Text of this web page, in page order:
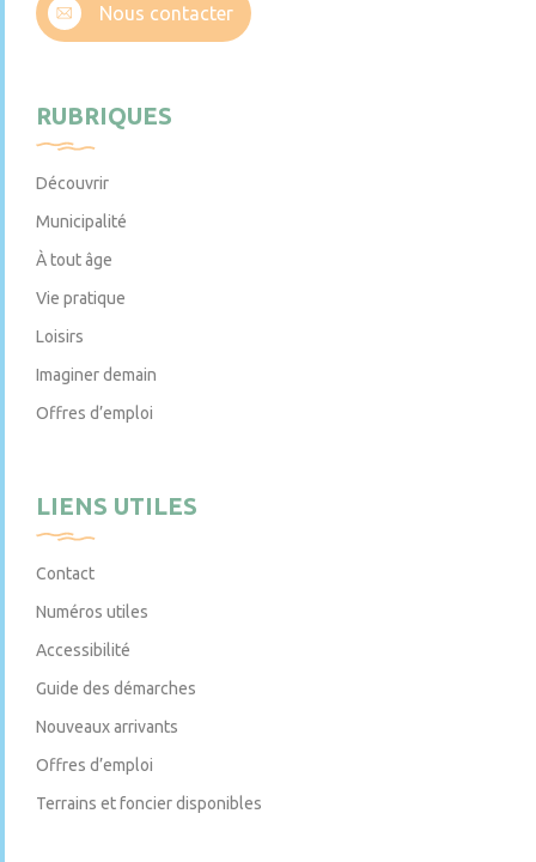
Nous contacter
RUBRIQUES
Découvrir
Municipalité
À tout âge
Vie pratique
Loisirs
Imaginer demain
Offres d’emploi
LIENS UTILES
Contact
Numéros utiles
Accessibilité
Guide des démarches
Nouveaux arrivants
Offres d’emploi
Terrains et foncier disponibles